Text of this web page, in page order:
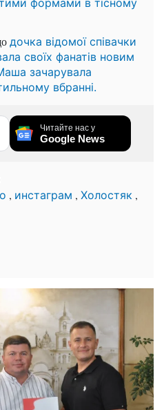
формами в тісному
дочка відомої співачки
своїх фанатів новим
зачарувала
вбранні.
Читайте нас у
Google News
, инстаграм , Холостяк ,